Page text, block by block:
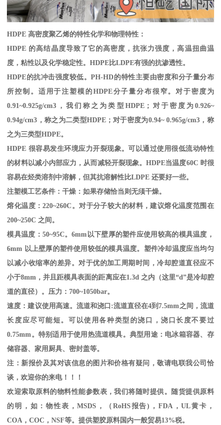
HDPE 高密度聚乙烯的特性化学和物理特性：
HDPE 的高结晶度导致了它的高密度，抗张力强度，高温扭曲温
度，粘性以及化学稳定性。HDPE 比LDPE有强的抗渗透性。
HDPE的抗冲击强度较低。PH-HD的特性主要由密度和分子量分布
所控制。适用于注塑模的HDPE分子量分布很窄。对于密度为
0.91~0.925g/cm3 ，我们称之为类型 HDPE；对于密度为 0.926~
0.94g/cm3 ，称之为二类型HDPE；对于密度为0.94~ 0.965g/cm3 ，称
之为三类型HDPE。
HDPE 很容易发生环境应力开裂现象。可以通过使用很低流动特性
的材料以减小内部应力，从而减轻开裂现象。HDPE当温度60C 时很
容易在烃类溶剂中溶解，但其抗溶解性比LDPE还要好一些。
注塑模工艺条件：干燥：如果存储恰当则无须干燥。
熔化温度：220~260C 。对于分子较大的材料，建议熔化温度范围在
200~250C 之间。
模具温度： 50~95C。6mm以下壁厚的塑件应使用较高的模具温度，
6mm 以上壁厚的塑件使用较低的模具温度。塑件冷却温度应当均匀
以减小收缩率的差异。对于优的加工周期时间，冷却腔道直径应不
小于8mm ，并且距模具表面的距离应在1.3d 之内（这里“d”是冷却腔
道的直径）。压力：700~1050bar。
速度：建议使用高速。流道和浇口 :流道直径在4到7.5mm之间，流道
长度应尽可能短。可以使用各种类型的浇口，浇口长度不要过
0.75mm。特别适用于使用热流道模具。典型用途：电冰箱容器、存
储容器、家用厨具、密封盖等。
注：新报价及其对该信息的图片和价格有疑问，敬请电联我公司恰
谈，欢迎你的来电！！！
欢迎索取原料的物料性能参数表，我们将随时提供。随货提供原料
的明，如：物性表，MSDS ， （ RoHS 报告) ， FDA，UL黄卡，
COA ，COC ，NSF等。提供塑胶原料国内一般贸易13%税。